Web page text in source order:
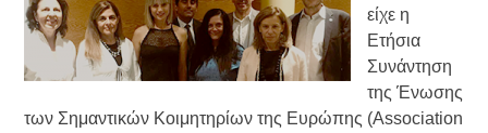
είχε η
Ετήσια
Συνάντηση
της Ένωσης
των Σημαντικών Κοιμητηρίων της Ευρώπης (Association